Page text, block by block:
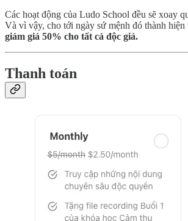
Các hoạt động của Ludo School đều sẽ xoay
Và vì vậy, cho tới ngày sứ mệnh đó thành hiện
giảm giá 50% cho tất cả độc giả.
Thanh toán